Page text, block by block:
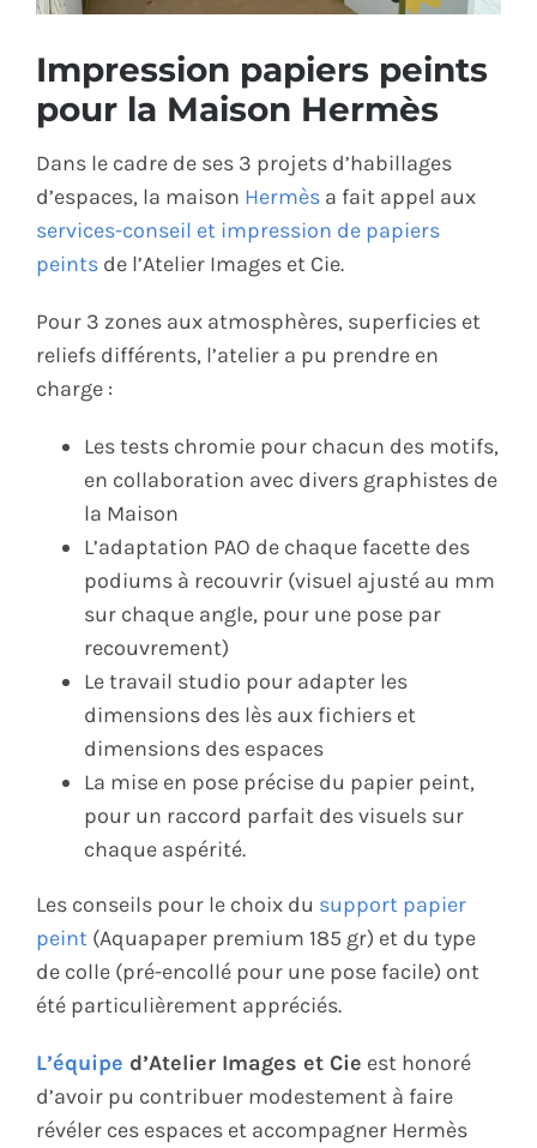
CONTACT
Impression papiers peints
pour la Maison Hermès
Dans le cadre de ses 3 projets d’habillages
d’espaces, la maison Hermès a fait appel aux
services-conseil et impression de papiers
peints de l’Atelier Images et Cie.
Pour 3 zones aux atmosphères, superficies et
reliefs différents, l’atelier a pu prendre en
charge :
Les tests chromie pour chacun des motifs,
en collaboration avec divers graphistes de
la Maison
L’adaptation PAO de chaque facette des
podiums à recouvrir (visuel ajusté au mm
sur chaque angle, pour une pose par
recouvrement)
Le travail studio pour adapter les
dimensions des lès aux fichiers et
dimensions des espaces
La mise en pose précise du papier peint,
pour un raccord parfait des visuels sur
chaque aspérité.
Les conseils pour le choix du support papier
peint (Aquapaper premium 185 gr) et du type
de colle (pré-encollé pour une pose facile) ont
été particulièrement appréciés.
L’équipe d’Atelier Images et Cie est honoré
d’avoir pu contribuer modestement à faire
révéler ces espaces et accompagner Hermès